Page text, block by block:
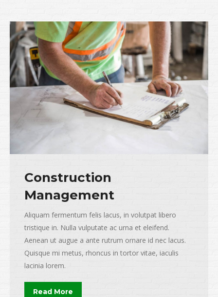
Construction
Management
Aliquam fermentum felis lacus, in volutpat libero
tristique in. Nulla vulputate ac urna et eleifend.
Aenean ut augue a ante rutrum ornare id nec lacus.
Quisque mi metus, rhoncus in tortor vitae, iaculis
lacinia lorem.
Read More